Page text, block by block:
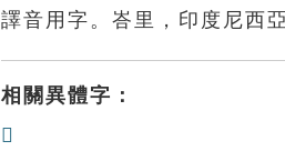
譯音用字。峇里，印度尼西
相關異體字：
𡸡